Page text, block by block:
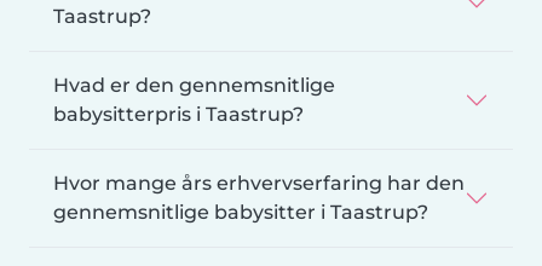
Taastrup?
Hvad er den gennemsnitlige
babysitterpris i Taastrup?
Hvor mange års erhvervserfaring har den
gennemsnitlige babysitter i Taastrup?